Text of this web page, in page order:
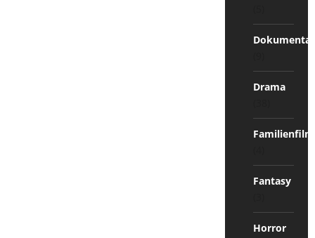
Drama
Familienfilm
Fantasy
Horror